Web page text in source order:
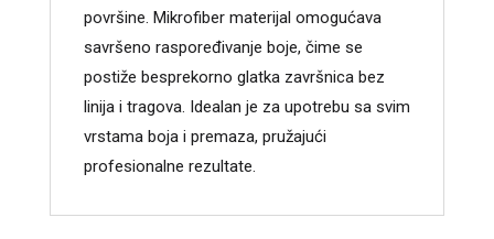
površine. Mikrofiber materijal omogućava
savršeno raspoređivanje boje, čime se
postiže besprekorno glatka završnica bez
linija i tragova. Idealan je za upotrebu sa svim
vrstama boja i premaza, pružajući
profesionalne rezultate.